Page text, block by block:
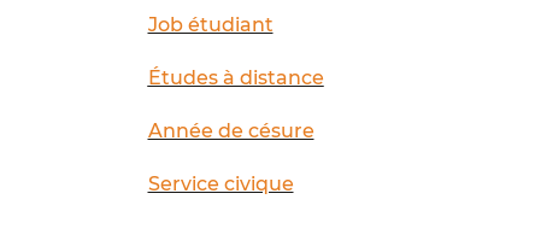
Job étudiant
Études à distance
Année de césure
Service civique